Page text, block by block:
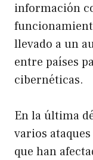
información
llevado a un
entre países
cibernéticas.
En la última
varios
que han